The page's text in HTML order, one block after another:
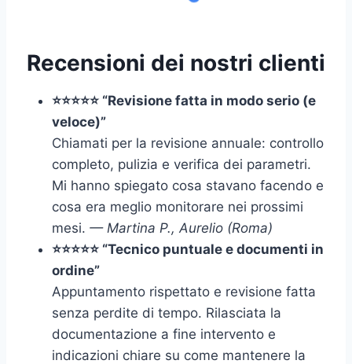
Recensioni dei nostri clienti
⭐⭐⭐⭐⭐ “Revisione fatta in modo serio (e
veloce)”
Chiamati per la revisione annuale: controllo
completo, pulizia e verifica dei parametri.
Mi hanno spiegato cosa stavano facendo e
cosa era meglio monitorare nei prossimi
mesi. — Martina P., Aurelio (Roma)
⭐⭐⭐⭐⭐ “Tecnico puntuale e documenti in
ordine”
Appuntamento rispettato e revisione fatta
senza perdite di tempo. Rilasciata la
documentazione a fine intervento e
indicazioni chiare su come mantenere la